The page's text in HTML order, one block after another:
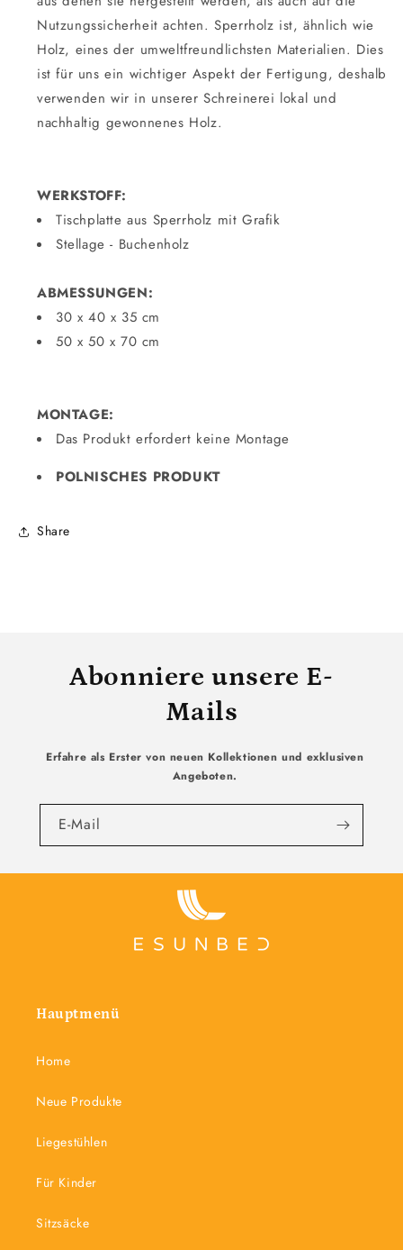
Nutzungssicherheit achten. Sperrholz ist, ähnlich wie
Holz, eines der umweltfreundlichsten Materialien. Dies
ist für uns ein wichtiger Aspekt der Fertigung, deshalb
verwenden wir in unserer Schreinerei lokal und
nachhaltig gewonnenes Holz.
WERKSTOFF:
Tischplatte aus Sperrholz mit Grafik
Stellage - Buchenholz
ABMESSUNGEN:
30 x 40 x 35 cm
50 x 50 x 70 cm
MONTAGE:
Das Produkt erfordert keine Montage
POLNISCHES PRODUKT
Share
Abonniere unsere E-
Mails
Erfahre als Erster von neuen Kollektionen und exklusiven
Angeboten.
E-Mail
Hauptmenü
Home
Neue Produkte
Liegestühlen
Für Kinder
Sitzsäcke